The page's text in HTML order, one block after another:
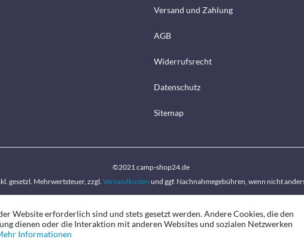
Versand und Zahlung
AGB
Widerrufsrecht
Datenschutz
Sitemap
©2021 camp-shop24.de
gesetzl. Mehrwertsteuer, zzgl. Versandkosten und ggf. Nachnahmegebühren, wenn nicht
Website erforderlich sind und stets gesetzt werden. Andere Cookies, die den
dienen oder die Interaktion mit anderen Websites und sozialen Netzwerken
Informationen